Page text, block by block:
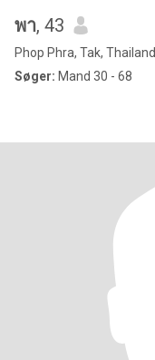
พา, 43
Phop Phra, Tak, Thailand
Søger: Mand 30 - 68